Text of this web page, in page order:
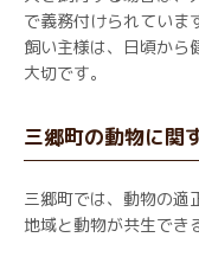
で義務付けられていま
飼い主様は、日頃から
大切です。
三郷町の動物に関
三郷町では、動物の適
地域と動物が共生でき